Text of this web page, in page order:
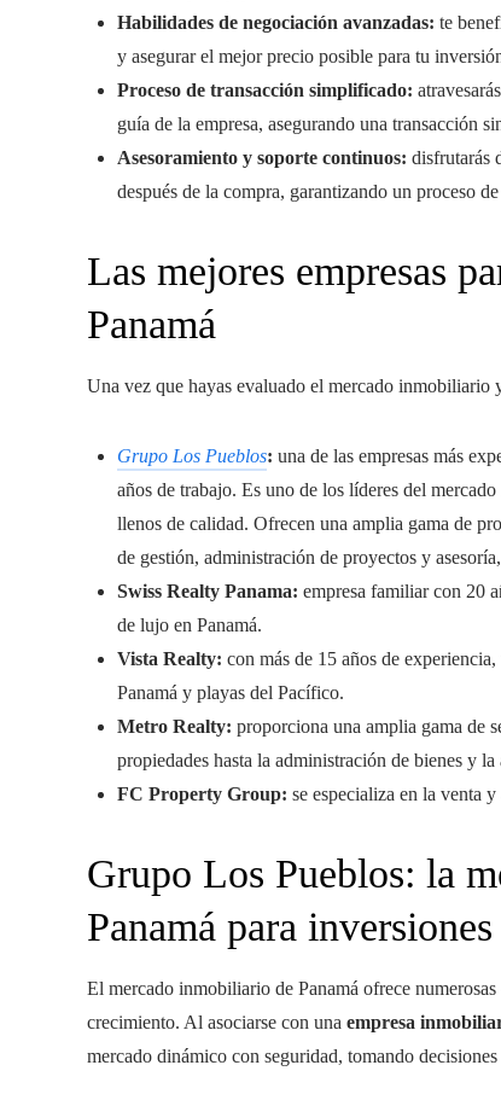
Habilidades de negociación avanzadas: te
y asegurar el mejor precio posible para tu
Proceso de transacción simplificado:
guía de la empresa, asegurando una transacción
Asesoramiento y soporte continuos: disfrutarás
después de la compra, garantizando un proceso
Las mejores empresas
Panamá
Una vez que hayas evaluado el mercado inmobiliario
Grupo Los Pueblos: una de las empresas más
años de trabajo. Es uno de los líderes del
llenos de calidad. Ofrecen una amplia gama de
de gestión, administración de proyectos y
Swiss Realty Panama: empresa familiar con 20
de lujo en Panamá.
Vista Realty: con más de 15 años de
Panamá y playas del Pacífico.
Metro Realty: proporciona una amplia gama de
propiedades hasta la administración de bienes y la
FC Property Group: se especializa en la venta
Grupo Los Pueblos: la
Panamá para
El mercado inmobiliario de Panamá ofrece
crecimiento. Al asociarse con una empresa
mercado dinámico con seguridad, tomando